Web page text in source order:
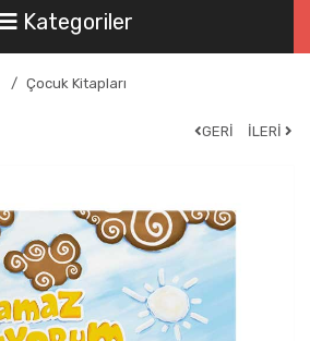
Kategoriler
Çocuk Kitapları
GERİ İLERİ